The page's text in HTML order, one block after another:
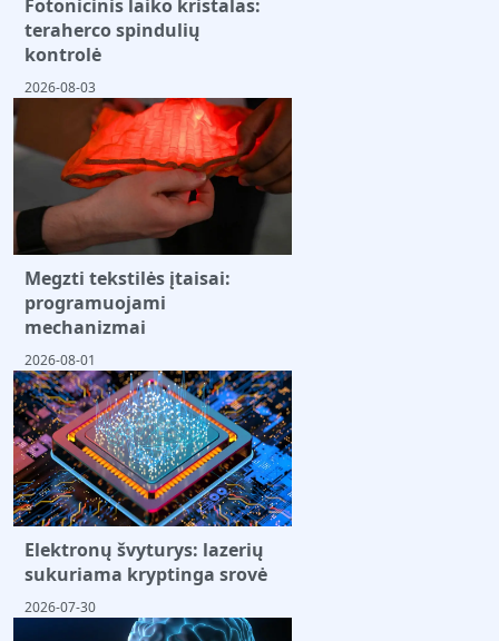
Fotonicinis laiko kristalas:
teraherco spindulių
kontrolė
2026-08-03
Megzti tekstilės įtaisai:
programuojami
mechanizmai
2026-08-01
Elektronų švyturys: lazerių
sukuriama kryptinga srovė
2026-07-30